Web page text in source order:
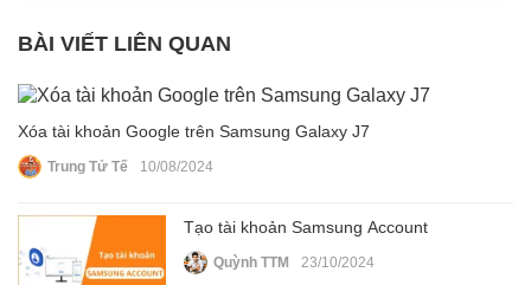
BÀI VIẾT LIÊN QUAN
Xóa tài khoản Google trên Samsung Galaxy J7
Trung Tử Tế 10/08/2024
Tạo tài khoản Samsung Account
Quỳnh TTM 23/10/2024